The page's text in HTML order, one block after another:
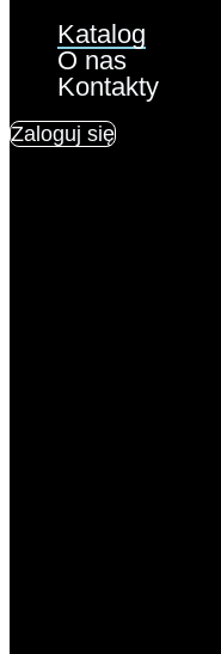
Katalog
O nas
Kontakty
Zaloguj się